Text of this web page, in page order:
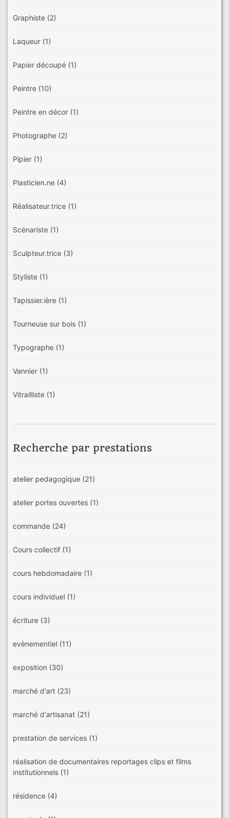
Graphiste (2)
Laqueur (1)
Papier découpé (1)
Peintre (10)
Peintre en décor (1)
Photographe (2)
Pipier (1)
Plasticien.ne (4)
Réalisateur.trice (1)
Scénariste (1)
Sculpteur.trice (3)
Styliste (1)
Tapissier.ière (1)
Tourneuse sur bois (1)
Typographe (1)
Vannier (1)
Vitrailliste (1)
Recherche par prestations
atelier pedagogique (21)
atelier portes ouvertes (1)
commande (24)
Cours collectif (1)
cours hebdomadaire (1)
cours individuel (1)
écriture (3)
evènementiel (11)
exposition (30)
marché d'art (23)
marché d'artisanat (21)
prestation de services (1)
réalisation de documentaires reportages clips et films
institutionnels (1)
résidence (4)